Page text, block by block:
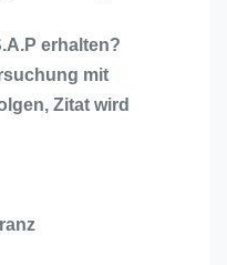
erhalten?
mit
Zitat wird